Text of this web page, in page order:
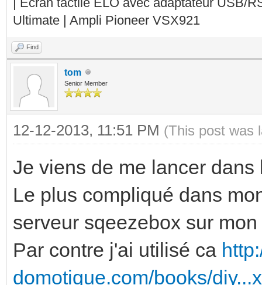
Ultimate | Ampli Pioneer VSX921
Find
tom
Senior Member
12-12-2013, 11:51 PM (This post was
Je viens de me lancer dans
Le plus compliqué dans
serveur sqeezebox sur
Par contre j'ai utilisé ca
domotique.com/books/